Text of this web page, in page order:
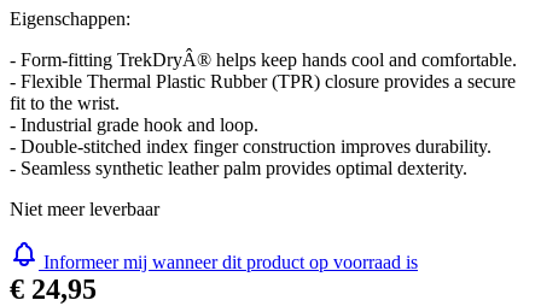
Eigenschappen:
- Form-fitting TrekDryÂ® helps keep hands cool and comfortable.
- Flexible Thermal Plastic Rubber (TPR) closure provides a secure
fit to the wrist.
- Industrial grade hook and loop.
- Double-stitched index finger construction improves durability.
- Seamless synthetic leather palm provides optimal dexterity.
Niet meer leverbaar
Informeer mij wanneer dit product op voorraad is
€ 24,95